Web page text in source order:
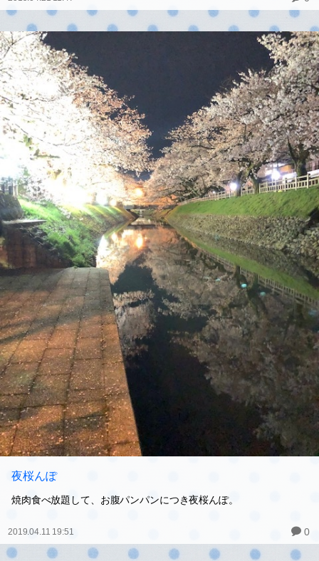
夜桜んぽ
焼肉食べ放題して、お腹パンパンにつき夜桜んぽ。
2019.04.11 19:51 0